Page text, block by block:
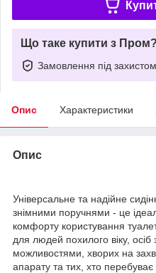
Що таке купити з Пром?
Замовлення під захистом
Опис Характеристики
Опис
Універсальне та надійне
знімними поручнями - це
комфорту користування
для людей похилого віку,
можливостями, хворих на
апарату та тих, хто перебуває